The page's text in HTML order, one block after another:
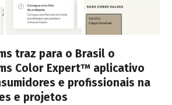
traz para o Brasil o
Color Expert™ aplicativo
e profissionais na
e projetos